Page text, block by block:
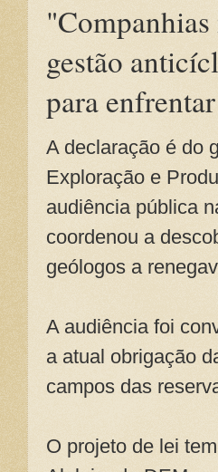
gestão
para
A declaração é do
Exploração e
audiência pública
coordenou a
geólogos a
A audiência foi
a atual obrigação
campos das
O projeto de lei